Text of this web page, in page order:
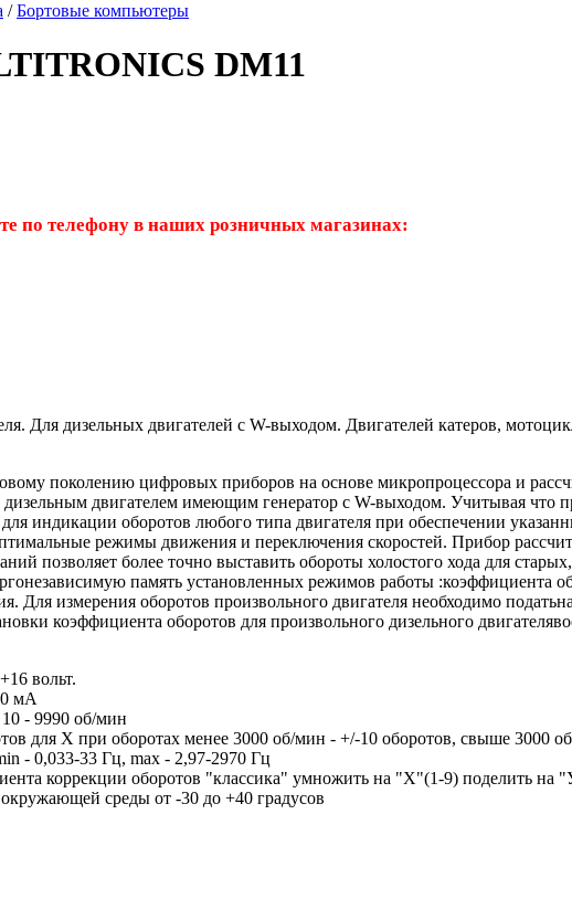
/Бортовые компьютеры
DM11
по телефону в наших розничных магазинах:
Для дизельных двигателей с W-выходом. Двигателей катеров,
поколению цифровых приборов на основе микропроцессора и
двигателем имеющим генератор с W-выходом. Учитывая что
индикации оборотов любого типа двигателя при обеспечении
режимы движения и переключения скоростей. Прибор
позволяет более точно выставить обороты холостого хода для
память установленных режимов работы :коэффициента
Для измерения оборотов произвольного двигателя необходимо
коэффициента оборотов для произвольного дизельного
вольт.
мА
- 9990 об/мин
для Х при оборотах менее 3000 об/мин - +/-10 оборотов, свыше 3000
- 0,033-33 Гц, max - 2,97-2970 Гц
коррекции оборотов "классика" умножить на "Х"(1-9) поделить на
среды от -30 до +40 градусов